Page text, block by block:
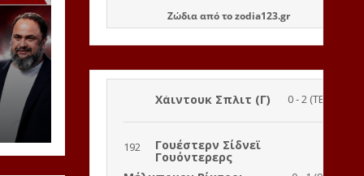
Ζώδιααπό τοzodia123.gr